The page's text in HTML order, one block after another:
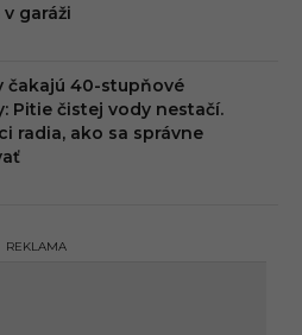
garáži
čakajú 40-stupňové
Pitie čistej vody nestačí.
radia, ako sa správne
REKLAMA